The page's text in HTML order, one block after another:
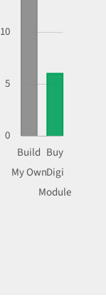
Build
My Own
Buy
Digi
Module
0
5
10